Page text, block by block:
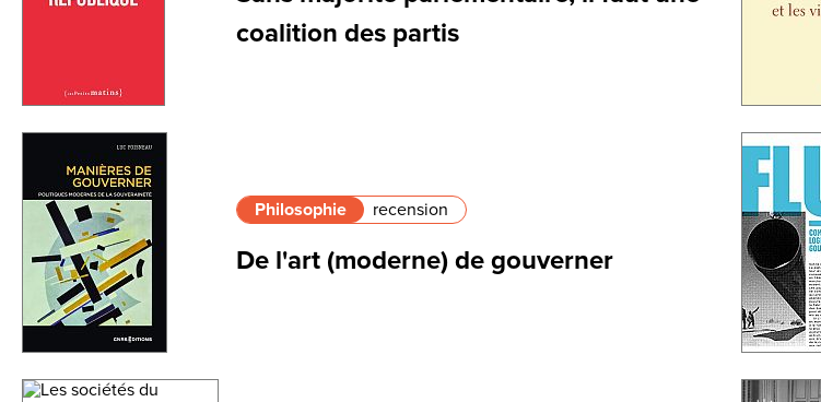
coalition des partis
Philosophie recension
De l'art (moderne) de gouverner